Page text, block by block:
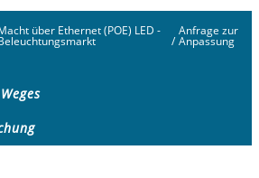
über Ethernet (POE) LED -
/
Anfrage zur
Anpassung